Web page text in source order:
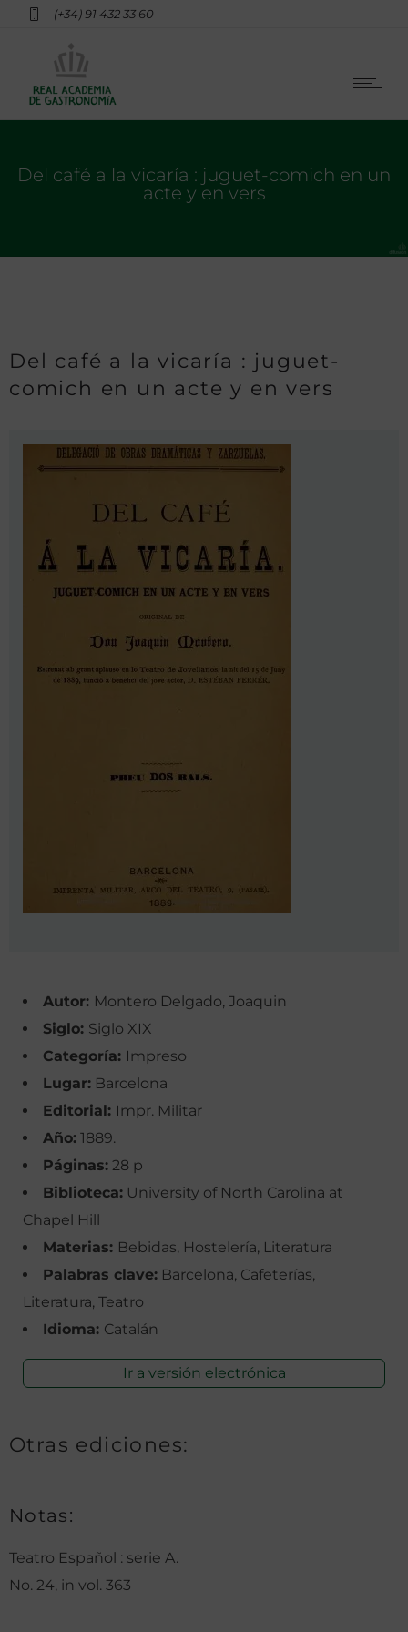
(+34) 91 432 33 60
Del café a la vicaría : juguet-comich en un
acte y en vers
Del café a la vicaría : juguet-
comich en un acte y en vers
Autor: Montero Delgado, Joaquin
Siglo: Siglo XIX
Categoría: Impreso
Lugar: Barcelona
Editorial: Impr. Militar
Año: 1889.
Páginas: 28 p
Biblioteca: University of North Carolina at
Chapel Hill
Materias: Bebidas, Hostelería, Literatura
Palabras clave: Barcelona, Cafeterías,
Literatura, Teatro
Idioma: Catalán
Ir a versión electrónica
Otras ediciones:
Notas:
Teatro Español : serie A.
No. 24, in vol. 363